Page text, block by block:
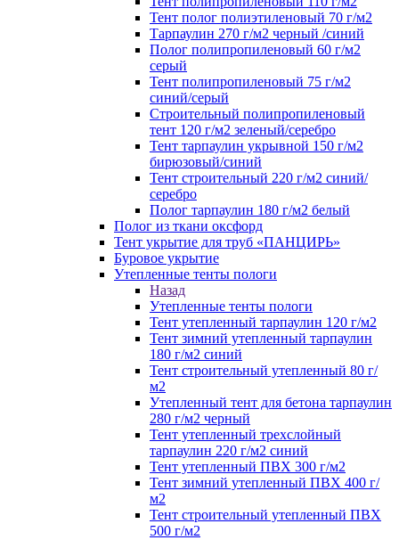
Тент полог полиэтиленовый 70 г/м2
Тарпаулин 270 г/м2 черный /синий
Полог полипропиленовый 60 г/м2
серый
Тент полипропиленовый 75 г/м2
синий/серый
Строительный полипропиленовый
тент 120 г/м2 зеленый/серебро
Тент тарпаулин укрывной 150 г/м2
бирюзовый/синий
Тент строительный 220 г/м2 синий/
серебро
Полог тарпаулин 180 г/м2 белый
Полог из ткани оксфорд
Тент укрытие для труб «ПАНЦИРЬ»
Буровое укрытие
Утепленные тенты пологи
Назад
Утепленные тенты пологи
Тент утепленный тарпаулин 120 г/м2
Тент зимний утепленный тарпаулин
180 г/м2 синий
Тент строительный утепленный 80 г/
м2
Утепленный тент для бетона тарпаулин
280 г/м2 черный
Тент утепленный трехслойный
тарпаулин 220 г/м2 синий
Тент утепленный ПВХ 300 г/м2
Тент зимний утепленный ПВХ 400 г/
м2
Тент строительный утепленный ПВХ
500 г/м2